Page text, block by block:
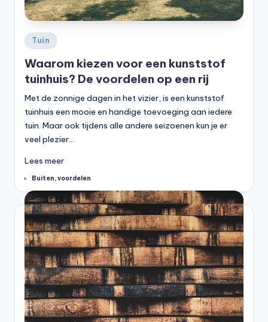
Geplaatst
in
Tuin
Waarom kiezen voor een kunststof
tuinhuis? De voordelen op een rij
Met de zonnige dagen in het vizier, is een kunststof
tuinhuis een mooie en handige toevoeging aan iedere
tuin. Maar ook tijdens alle andere seizoenen kun je er
veel plezier…
Lees meer
Tags:Buiten,voordelen